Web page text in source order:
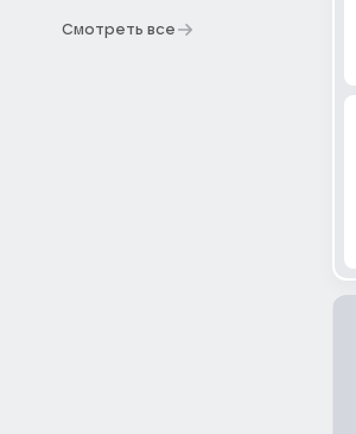
Смотреть все